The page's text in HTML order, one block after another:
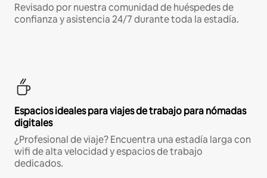
Revisado por nuestra comunidad de huéspedes de
confianza y asistencia 24/7 durante toda la estadía.
Espacios ideales para viajes de trabajo para nómadas
digitales
¿Profesional de viaje? Encuentra una estadía larga con
wifi de alta velocidad y espacios de trabajo
dedicados.